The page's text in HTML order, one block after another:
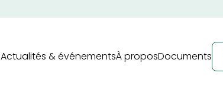
Navigation
principale
Actualités & événementsÀ proposDocuments